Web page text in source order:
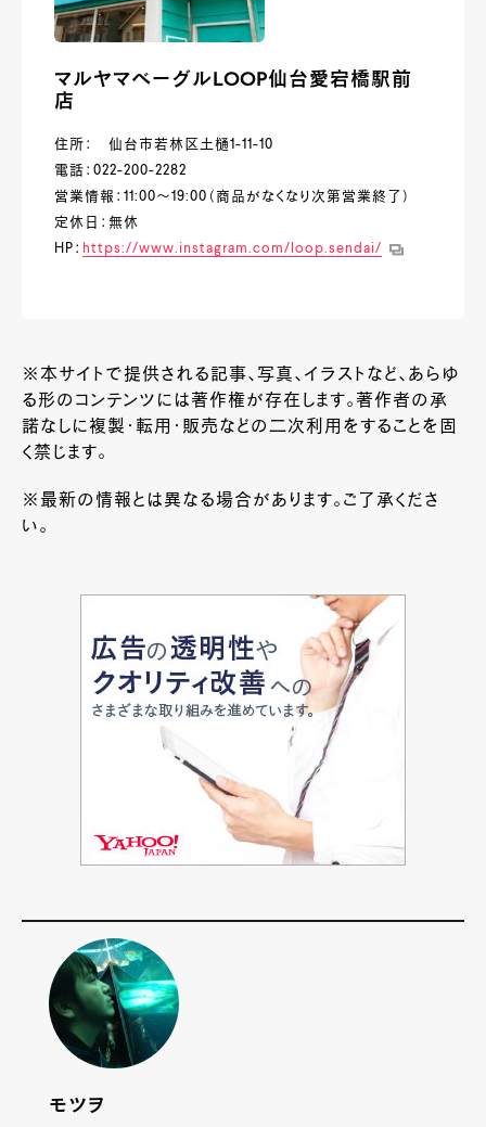
マルヤマベーグルLOOP仙台愛宕橋駅前
店
住所： 仙台市若林区土樋1-11-10
電話：022-200-2282
営業情報：11:00～19:00（商品がなくなり次第営業終了）
定休日：無休
HP： https://www.instagram.com/loop.sendai/
※本サイトで提供される記事、写真、イラストなど、あらゆ
る形のコンテンツには著作権が存在します。著作者の承
諾なしに複製・転用・販売などの二次利用をすることを固
く禁じます。
※最新の情報とは異なる場合があります。ご了承くださ
い。
モツヲ